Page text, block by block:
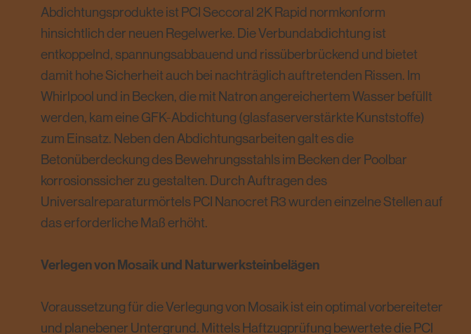
Abdichtungsprodukte ist PCI Seccoral 2K Rapid normkonform
hinsichtlich der neuen Regelwerke. Die Verbundabdichtung ist
entkoppelnd, spannungsabbauend und rissüberbrückend und bietet
damit hohe Sicherheit auch bei nachträglich auftretenden Rissen. Im
Whirlpool und in Becken, die mit Natron angereichertem Wasser befüllt
werden, kam eine GFK-Abdichtung (glasfaserverstärkte Kunststoffe)
zum Einsatz. Neben den Abdichtungsarbeiten galt es die
Betonüberdeckung des Bewehrungsstahls im Becken der Poolbar
korrosionssicher zu gestalten. Durch Auftragen des
Universalreparaturmörtels PCI Nanocret R3 wurden einzelne Stellen auf
das erforderliche Maß erhöht.
Verlegen von Mosaik und Naturwerksteinbelägen
Voraussetzung für die Verlegung von Mosaik ist ein optimal vorbereiteter
und planebener Untergrund. Mittels Haftzugprüfung bewertete die PCI